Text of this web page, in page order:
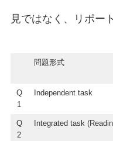
見ではなく、リポー
問題形式
Q
1
Independent task
Q
2
Integrated task